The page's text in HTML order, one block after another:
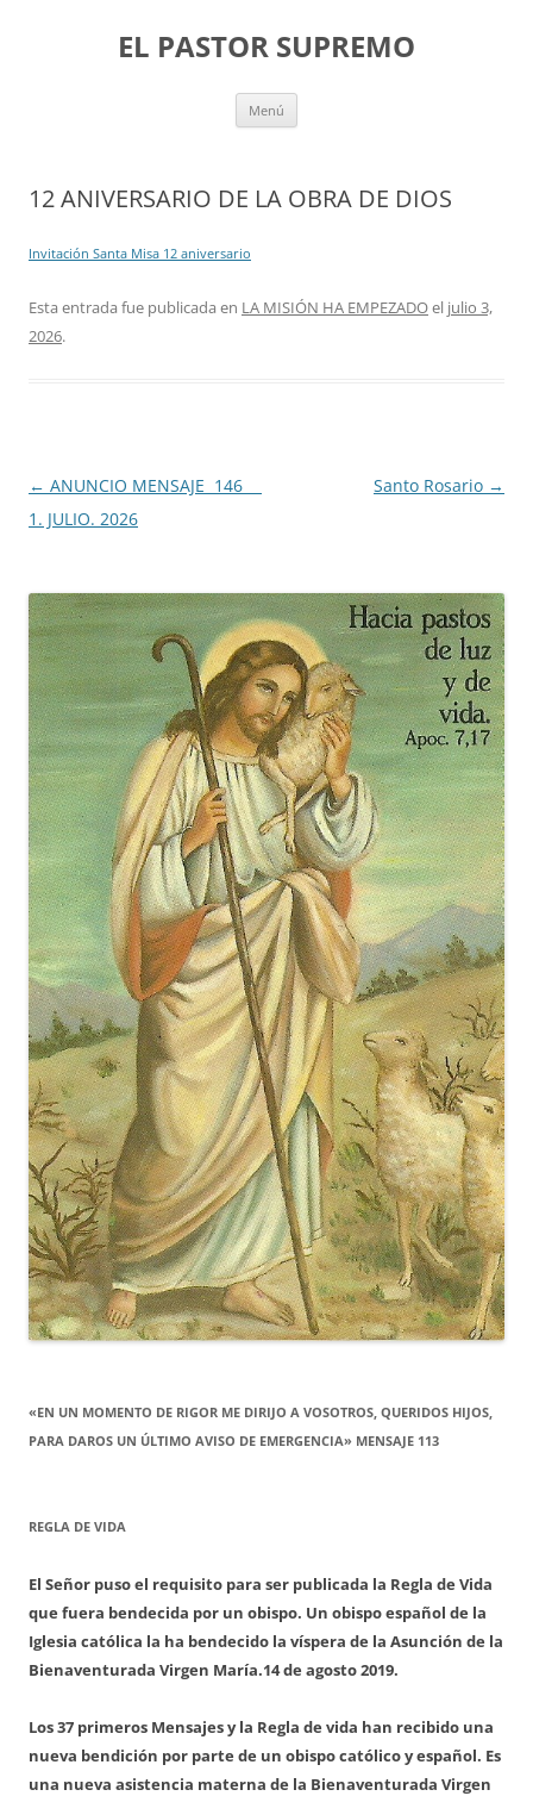
EL PASTOR SUPREMO
Menú
12 ANIVERSARIO DE LA OBRA DE DIOS
Invitación Santa Misa 12 aniversario
Esta entrada fue publicada en LA MISIÓN HA EMPEZADOel julio 3,
2026.
Navegación
de
← ANUNCIO MENSAJE 146
1. JULIO. 2026
Santo Rosario →
«EN UN MOMENTO DE RIGOR ME DIRIJO A VOSOTROS, QUERIDOS HIJOS,
PARA DAROS UN ÚLTIMO AVISO DE EMERGENCIA» MENSAJE 113
REGLA DE VIDA
El Señor puso el requisito para ser publicada la Regla de Vida
que fuera bendecida por un obispo. Un obispo español de la
Iglesia católica la ha bendecido la víspera de la Asunción de la
Bienaventurada Virgen María.14 de agosto 2019.
Los 37 primeros Mensajes y la Regla de vida han recibido una
nueva bendición por parte de un obispo católico y español. Es
una nueva asistencia materna de la Bienaventurada Virgen